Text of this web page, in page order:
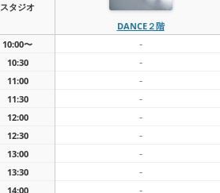
スタジオ
DANCE２階
10:00〜
-
10:30 -
11:00 -
11:30 -
12:00 -
12:30 -
13:00 -
13:30 -
14:00 -